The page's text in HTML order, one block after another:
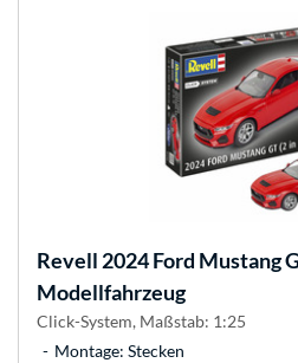
Revell 2024 Ford Mustang
Modellfahrzeug
Click-System, Maßstab: 1:25
Montage: Stecken